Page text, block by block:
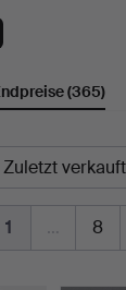
(365)
1 … 8